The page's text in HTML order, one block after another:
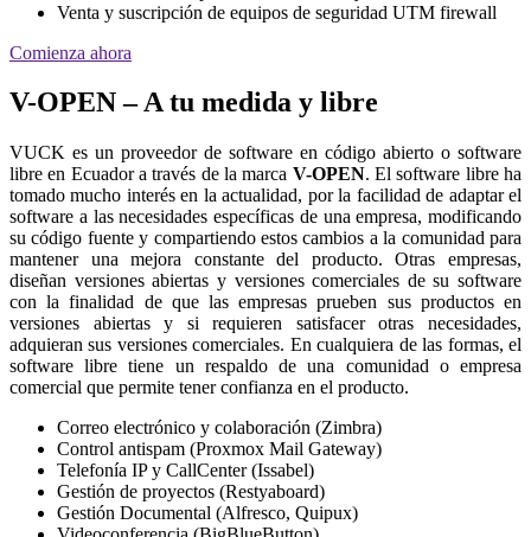
Venta y suscripción de equipos de seguridad UTM firewall
Comienza ahora
V-OPEN – A tu medida y libre
VUCK es un proveedor de software en código abierto o software
libre en Ecuador a través de la marca V-OPEN. El software libre ha
tomado mucho interés en la actualidad, por la facilidad de adaptar el
software a las necesidades específicas de una empresa, modificando
su código fuente y compartiendo estos cambios a la comunidad para
mantener una mejora constante del producto. Otras empresas,
diseñan versiones abiertas y versiones comerciales de su software
con la finalidad de que las empresas prueben sus productos en
versiones abiertas y si requieren satisfacer otras necesidades,
adquieran sus versiones comerciales. En cualquiera de las formas, el
software libre tiene un respaldo de una comunidad o empresa
comercial que permite tener confianza en el producto.
Correo electrónico y colaboración (Zimbra)
Control antispam (Proxmox Mail Gateway)
Telefonía IP y CallCenter (Issabel)
Gestión de proyectos (Restyaboard)
Gestión Documental (Alfresco, Quipux)